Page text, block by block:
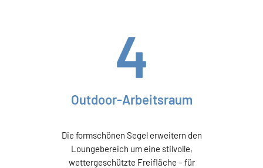
Outdoor-Arbeitsraum
Die formschönen Segel erweitern den
Loungebereich um eine stilvolle,
wettergeschützte Freifläche – für